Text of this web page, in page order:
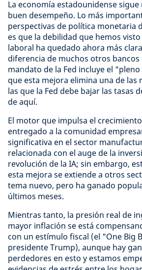
La economía estadounidense
buen desempeño. Lo más
perspectivas de política monetaria
es que la debilidad que hemos
laboral ha quedado ahora más
diferencia de muchos otros bancos
mandato de la Fed incluye el
que esta mejora elimina una de las
las que la Fed debe bajar las tasas
de aquí.
El motor que impulsa el
entregado a la comunidad
significativa en el sector
relacionada con el auge de la
revolución de la IA; sin embargo,
esta mejora se extiende a otros
tema nuevo, pero ha ganado
últimos meses.
Mientras tanto, la presión real de
mayor inflación se está
con un estímulo fiscal (el "One Big
presidente Trump), aunque hay
perdedores en esto y estamos